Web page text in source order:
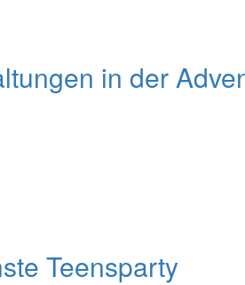
in der
Teensparty